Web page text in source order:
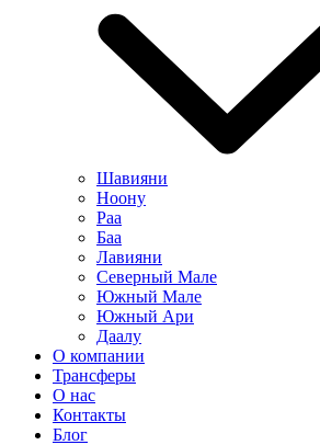
Шавияни
Ноону
Раа
Баа
Лавияни
Северный Мале
Южный Мале
Южный Ари
Даалу
О компании
Трансферы
О нас
Контакты
Блог